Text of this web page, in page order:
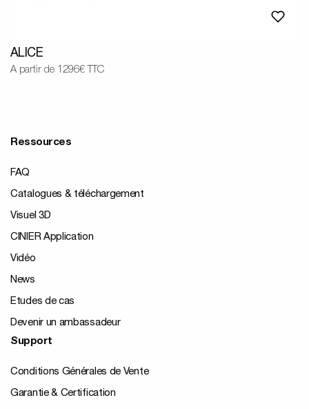
ALICE
A partir de 1296€ TTC
Ressources
FAQ
Catalogues & téléchargement
Visuel 3D
CINIER Application
Vidéo
News
Etudes de cas
Devenir un ambassadeur
Support
Conditions Générales de Vente
Garantie & Certification